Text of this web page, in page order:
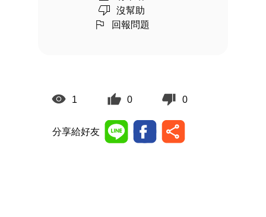
沒幫助
回報問題
1 0 0
分享給好友